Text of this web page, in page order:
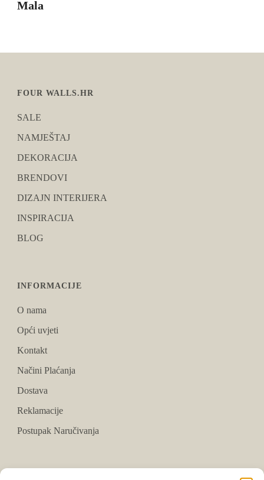
FOUR WALLS.HR
SALE
NAMJEŠTAJ
DEKORACIJA
BRENDOVI
DIZAJN INTERIJERA
INSPIRACIJA
BLOG
INFORMACIJE
O nama
Opći uvjeti
Kontakt
Načini Plaćanja
Dostava
Reklamacije
Postupak Naručivanja